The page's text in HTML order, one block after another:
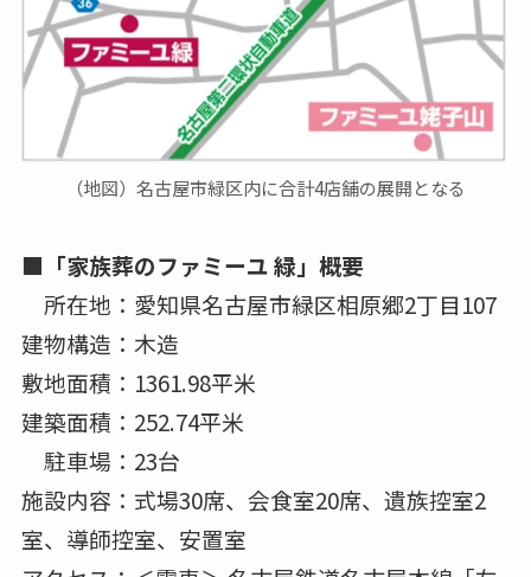
（地図）名古屋市緑区内に合計4店舗の展開となる
■「家族葬のファミーユ 緑」概要
所在地：愛知県名古屋市緑区相原郷2丁目107
建物構造：木造
敷地面積：1361.98平米
建築面積：252.74平米
駐車場：23台
施設内容：式場30席、会食室20席、遺族控室2
室、導師控室、安置室